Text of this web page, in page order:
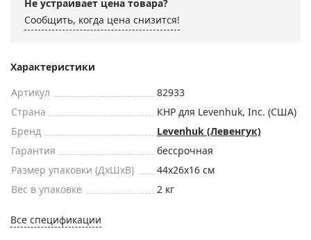
Не устраивает цена товара?
Сообщить, когда цена снизится!
Характеристики
Артикул
82933
Страна
КНР для Levenhuk, Inc. (США)
Бренд
Levenhuk (Левенгук)
Гарантия
бессрочная
Размер упаковки (ДxШxВ)
44x26x16 см
Вес в упаковке
2 кг
Все спецификации